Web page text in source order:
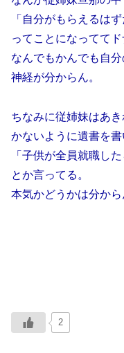
「自分がもらえるは
ってことになっててド
なんでもかんでも自
神経が分からん。
ちなみに従姉妹はあ
かないように遺書を書
「子供が全員就職し
とか言ってる。
本気かどうかは分から
2